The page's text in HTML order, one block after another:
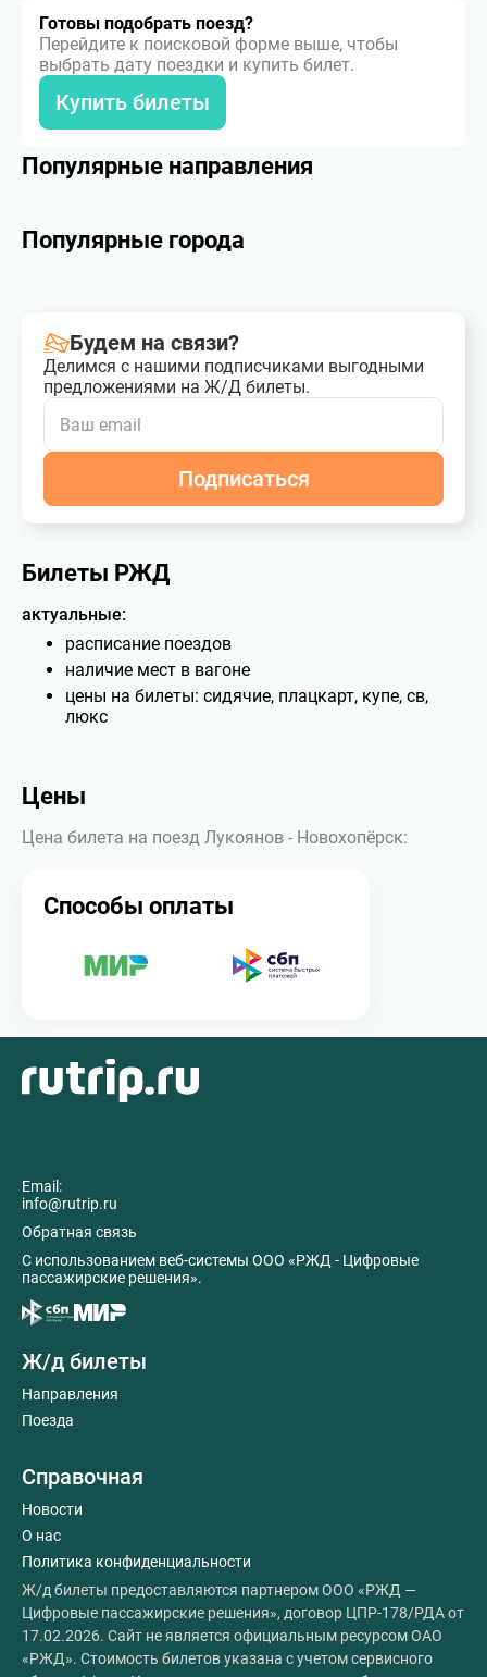
Готовы подобрать поезд?
Перейдите к поисковой форме выше, чтобы
выбрать дату поездки и купить билет.
Купить билеты
Популярные направления
Популярные города
Будем на связи?
Делимся с нашими подписчиками выгодными
предложениями на Ж/Д билеты.
Подписаться
Билеты РЖД
актуальные:
расписание поездов
наличие мест в вагоне
цены на билеты: сидячие, плацкарт, купе, св,
люкс
Цены
Цена билета на поезд Лукоянов - Новохопёрск:
Способы оплаты
Email:
info@rutrip.ru
Обратная связь
C использованием веб-системы ООО «РЖД - Цифровые
пассажирские решения».
Ж/д билеты
Направления
Поезда
Справочная
Новости
О нас
Политика конфиденциальности
Ж/д билеты предоставляются партнером ООО «РЖД —
Цифровые пассажирские решения», договор ЦПР-178/РДА от
17.02.2026. Сайт не является официальным ресурсом ОАО
«РЖД». Стоимость билетов указана с учетом сервисного